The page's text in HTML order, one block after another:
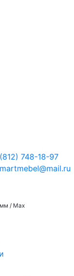
748-18-97
/ Max